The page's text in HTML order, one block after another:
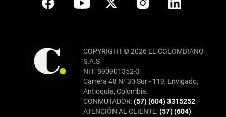
COPYRIGHT © 2026 EL COLOMBIANO
S.A.S
NIT: 890901352-3
Carrera 48 N° 30 Sur - 119, Envigado,
Antioquia, Colombia.
CONMUTADOR:(57) (604) 3315252
ATENCIÓN AL CLIENTE:(57) (604)